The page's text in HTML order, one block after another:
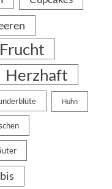
Frucht
Herzhaft
Huhn